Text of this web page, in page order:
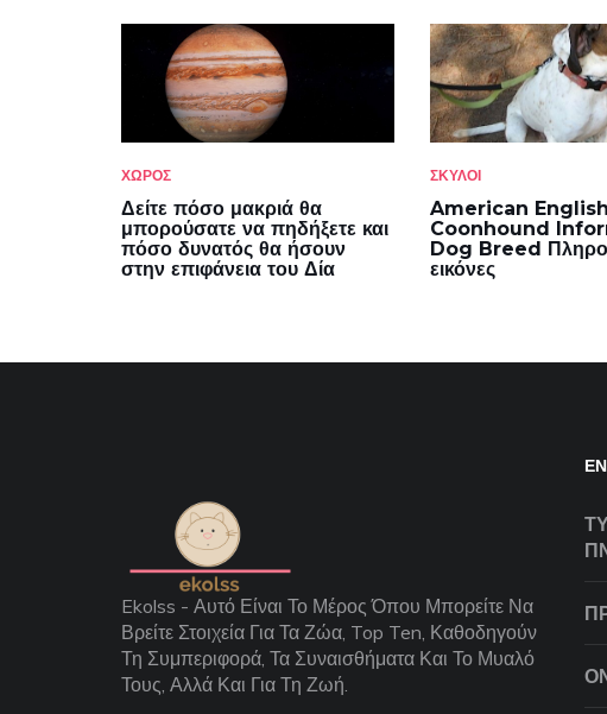
ΧΏΡΟΣ
Δείτε πόσο μακριά θα
μπορούσατε να πηδήξετε και
πόσο δυνατός θα ήσουν
στην επιφάνεια του Δία
ΣΚΎΛΟΙ
American English
Coonhound
Dog Breed
εικόνες
Ekolss - Αυτό Είναι Το Μέρος Όπου Μπορείτε Να
Βρείτε Στοιχεία Για Τα Ζώα, Top Ten, Καθοδηγούν
Τη Συμπεριφορά, Τα Συναισθήματα Και Το Μυαλό
Τους, Αλλά Και Για Τη Ζωή.